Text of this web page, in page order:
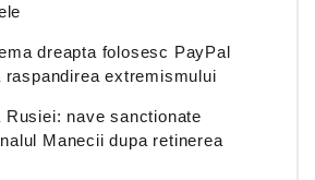
dreapta folosesc PayPal
raspandirea extremismului
Rusiei: nave sanctionate
Manecii dupa retinerea